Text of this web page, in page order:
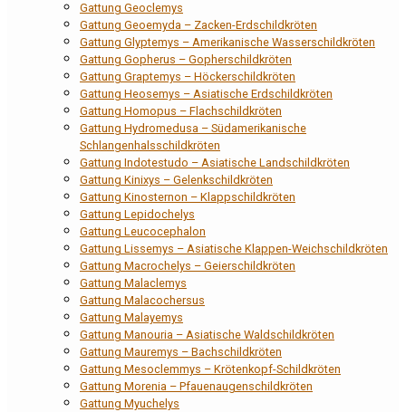
Gattung Geoclemys
Gattung Geoemyda – Zacken-Erdschildkröten
Gattung Glyptemys – Amerikanische Wasserschildkröten
Gattung Gopherus – Gopherschildkröten
Gattung Graptemys – Höckerschildkröten
Gattung Heosemys – Asiatische Erdschildkröten
Gattung Homopus – Flachschildkröten
Gattung Hydromedusa – Südamerikanische
Schlangenhalsschildkröten
Gattung Indotestudo – Asiatische Landschildkröten
Gattung Kinixys – Gelenkschildkröten
Gattung Kinosternon – Klappschildkröten
Gattung Lepidochelys
Gattung Leucocephalon
Gattung Lissemys – Asiatische Klappen-Weichschildkröten
Gattung Macrochelys – Geierschildkröten
Gattung Malaclemys
Gattung Malacochersus
Gattung Malayemys
Gattung Manouria – Asiatische Waldschildkröten
Gattung Mauremys – Bachschildkröten
Gattung Mesoclemmys – Krötenkopf-Schildkröten
Gattung Morenia – Pfauenaugenschildkröten
Gattung Myuchelys